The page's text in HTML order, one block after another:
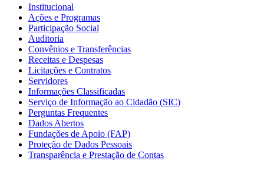
Institucional
Ações e Programas
Participação Social
Auditoria
Convênios e Transferências
Receitas e Despesas
Licitações e Contratos
Servidores
Informações Classificadas
Serviço de Informação ao Cidadão (SIC)
Perguntas Frequentes
Dados Abertos
Fundações de Apoio (FAP)
Proteção de Dados Pessoais
Transparência e Prestação de Contas